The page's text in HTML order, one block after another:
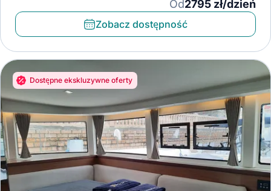
Od2795 zł/dzień
Zobacz dostępność
Dostępne ekskluzywne oferty